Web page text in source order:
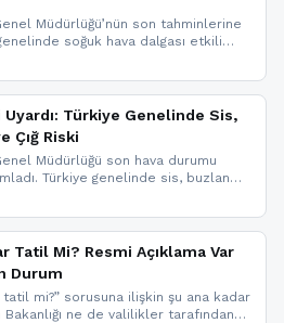
Müdürlüğü’nün son tahminlerine
soğuk hava dalgası etkili
için kar yağışı ve buzlanma uyarısı
Türkiye Genelinde Sis,
Çığ Riski
Müdürlüğü son hava durumu
Türkiye genelinde sis, buzlanma
Doğu Anadolu ve Doğu
dakika meteoroloji gelişmeleri.
Tatil Mi? Resmi Açıklama Var
Durum
tatil mi?” sorusuna ilişkin şu ana kadar
ne de valilikler tarafından